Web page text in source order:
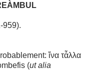
959).
ἵνα τἆλλα
(ut alia